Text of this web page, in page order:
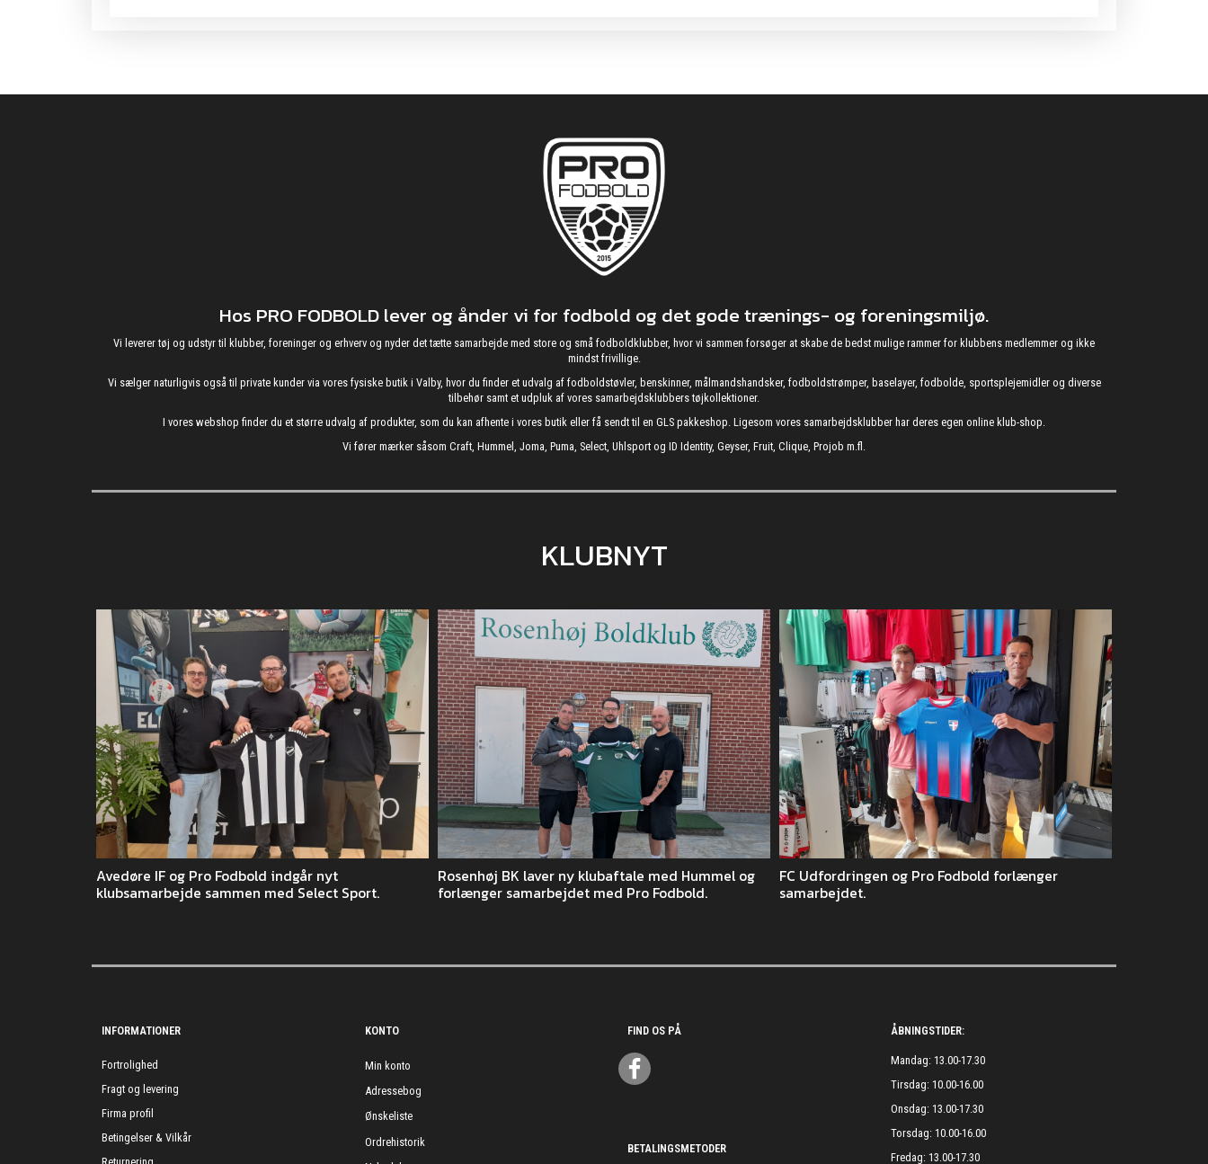
Hos PRO FODBOLD lever og ånder vi for fodbold og det gode trænings- og foreningsmiljø.
Vi leverer tøj og udstyr til klubber, foreninger og erhverv og nyder det tætte samarbejde med store og små fodboldklubber, hvor vi sammen forsøger at skabe de bedst mulige rammer for klubbens medlemmer og ikke
mindst frivillige.
Vi sælger naturligvis også til private kunder via vores fysiske butik i Valby, hvor du finder et udvalg af fodboldstøvler, benskinner, målmandshandsker, fodboldstrømper, baselayer, fodbolde, sportsplejemidler og diverse
tilbehør samt et udpluk af vores samarbejdsklubbers tøjkollektioner.
I vores webshop finder du et større udvalg af produkter, som du kan afhente i vores butik eller få sendt til en GLS pakkeshop. Ligesom vores samarbejdsklubber har deres egen online klub-shop.
Vi fører mærker såsom Craft, Hummel, Joma, Puma, Select, Uhlsport og ID Identity, Geyser, Fruit, Clique, Projob m.fl.
KLUBNYT
Avedøre IF og Pro Fodbold indgår nyt
klubsamarbejde sammen med Select Sport.
Rosenhøj BK laver ny klubaftale med Hummel og
forlænger samarbejdet med Pro Fodbold.
FC Udfordringen og Pro Fodbold forlænger
samarbejdet.
INFORMATIONER
Fortrolighed
Fragt og levering
Firma profil
Betingelser & Vilkår
KONTO
Min konto
Adressebog
Ønskeliste
Ordrehistorik
FIND OS PÅ
BETALINGSMETODER
ÅBNINGSTIDER:
Mandag: 13.00-17.30
Tirsdag: 10.00-16.00
Onsdag: 13.00-17.30
Torsdag: 10.00-16.00
Fredag: 13.00-17.30